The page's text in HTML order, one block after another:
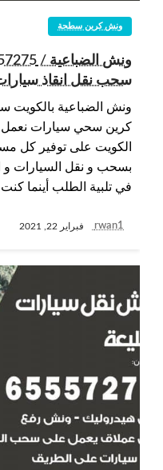
ونش كرين سطحة
سحب نقل انقاذ
ونش الضباعية بالكويت
كرين سحي سيارات نعمل
الكويت على توفير كل
بسحب و نقل السيارات و
في تلبية الطلب أينما
rwan1 فبراير 22, 2021